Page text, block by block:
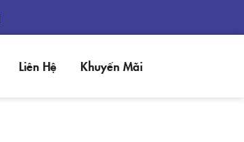
Liên Hệ Khuyến Mãi